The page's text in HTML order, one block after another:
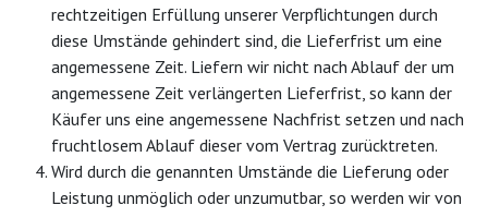
rechtzeitigen Erfüllung unserer Verpflichtungen durch
diese Umstände gehindert sind, die Lieferfrist um eine
angemessene Zeit. Liefern wir nicht nach Ablauf der um
angemessene Zeit verlängerten Lieferfrist, so kann der
Käufer uns eine angemessene Nachfrist setzen und nach
fruchtlosem Ablauf dieser vom Vertrag zurücktreten.
Wird durch die genannten Umstände die Lieferung oder
Leistung unmöglich oder unzumutbar, so werden wir von